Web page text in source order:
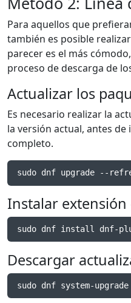
Para aquellos que
también es posible
parecer es el más
proceso de descarga de
Actualizar los
Es necesario realizar la
la versión actual, antes de
completo.
sudo dnf upgrade --
Instalar extensión
sudo dnf install dnf-
Descargar
sudo dnf system-